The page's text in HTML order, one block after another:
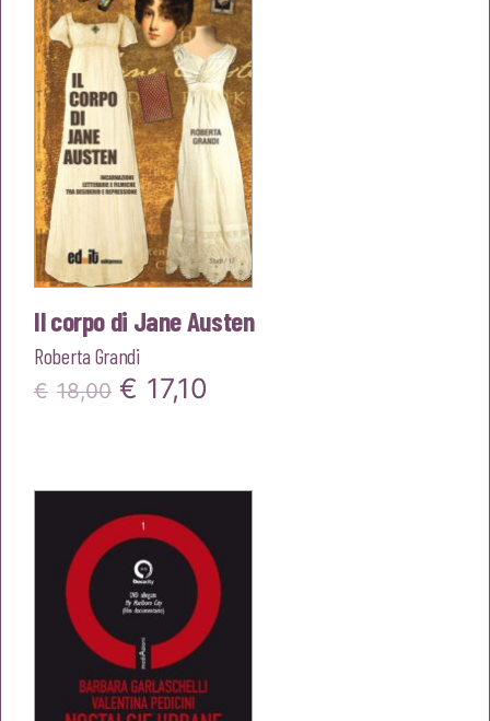
€23,00.€21,85.
Il corpo di Jane Austen
Roberta Grandi
€ 18,00 Il
era:
€18,00.
€ 17,10
€17,10.